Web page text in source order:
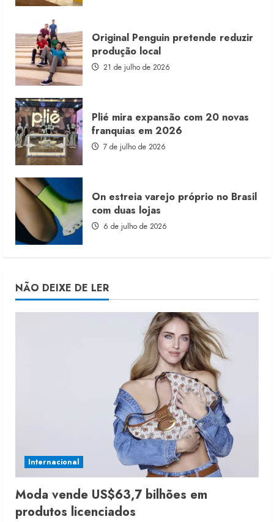
Original Penguin pretende reduzir
produção local
21 de julho de 2026
Plié mira expansão com 20 novas
franquias em 2026
7 de julho de 2026
On estreia varejo próprio no Brasil
com duas lojas
6 de julho de 2026
NÃO DEIXE DE LER
Internacional
Moda vende US$63,7 bilhões em
produtos licenciados